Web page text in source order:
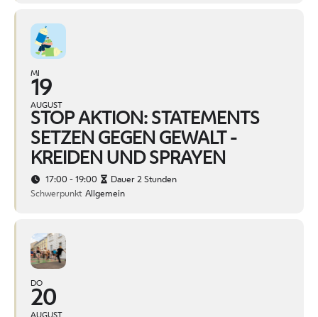
MI
19
AUGUST
STOP AKTION: STATEMENTS
SETZEN GEGEN GEWALT -
KREIDEN UND SPRAYEN
17:00 - 19:00
Dauer 2 Stunden
Schwerpunkt Allgemein
DO
20